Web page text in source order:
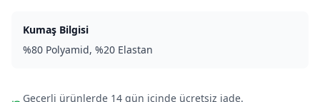
Kumaş Bilgisi
%80 Polyamid, %20 Elastan
Geçerli ürünlerde 14 gün içinde ücretsiz iade.